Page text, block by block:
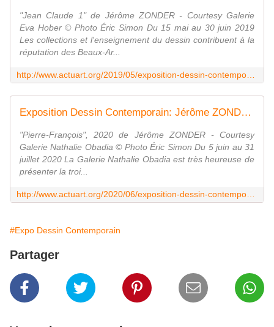
"Jean Claude 1" de Jérôme ZONDER - Courtesy Galerie
Eva Hober © Photo Éric Simon Du 15 mai au 30 juin 2019
Les collections et l'enseignement du dessin contribuent à la
réputation des Beaux-Ar...
Exposition Dessin Contemporain: Jérôme ZONDER " Études pour le portrait de Pierre-François " - ACTUART by Eric SIMON
"Pierre-François", 2020 de Jérôme ZONDER - Courtesy
Galerie Nathalie Obadia © Photo Éric Simon Du 5 juin au 31
juillet 2020 La Galerie Nathalie Obadia est très heureuse de
présenter la troi...
#Expo Dessin Contemporain
Partager